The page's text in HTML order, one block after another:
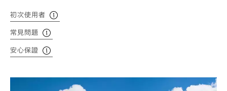
初次使用者
常見問題
安心保證